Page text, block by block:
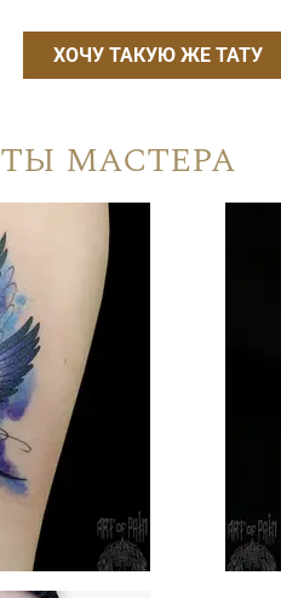
ХОЧУ ТАКУЮ ЖЕ ТАТУ
мастера